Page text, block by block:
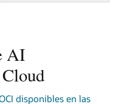
AI
disponibles en las